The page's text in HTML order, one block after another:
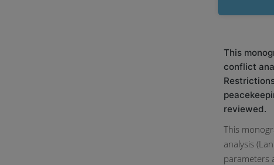
This
conflict
reviewed.
This
analysis
parameters